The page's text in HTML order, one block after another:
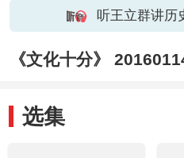
听王立群讲历
《文化十分》
选集